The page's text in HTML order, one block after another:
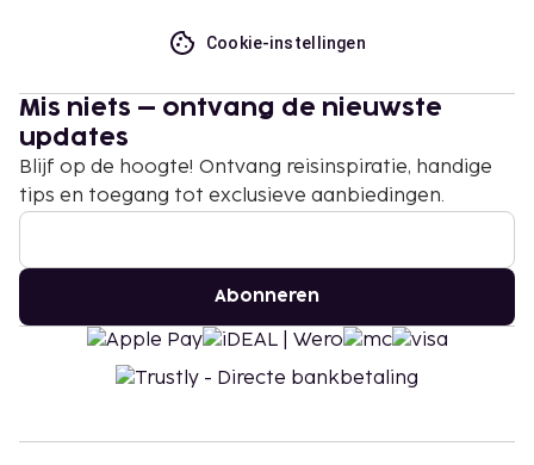
Cookie-instellingen
Mis niets – ontvang de nieuwste
updates
Blijf op de hoogte! Ontvang reisinspiratie, handige
tips en toegang tot exclusieve aanbiedingen.
Abonneren